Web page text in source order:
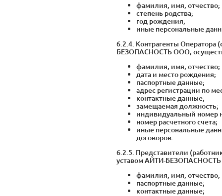
фамилия, имя, отчество;
степень родства;
год рождения;
иные персональные
6.2.4. Контрагенты Оператора
БЕЗОПАСНОСТЬ ООО,
фамилия, имя, отчество;
дата и место рождения;
паспортные данные;
адрес регистрации по
контактные данные;
замещаемая должность;
индивидуальный номер
номер расчетного счета;
иные персональные
договоров.
6.2.5. Представители
уставом АЙТИ-БЕЗОПАСНОСТЬ
фамилия, имя, отчество;
паспортные данные;
контактные данные;